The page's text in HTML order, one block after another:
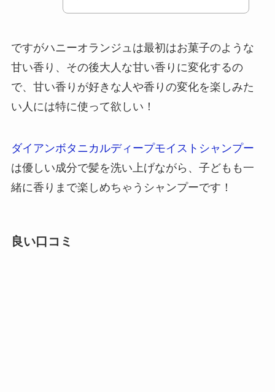
ですがハニーオランジュは最初はお菓子のような
甘い香り、その後大人な甘い香りに変化するの
で、甘い香りが好きな人や香りの変化を楽しみた
い人には特に使って欲しい！
ダイアンボタニカルディープモイストシャンプー
は優しい成分で髪を洗い上げながら、子どもも一
緒に香りまで楽しめちゃうシャンプーです！
良い口コミ